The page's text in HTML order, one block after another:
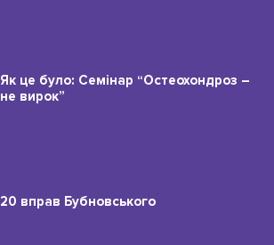
Як це було: Семінар “Остеохондроз –
не вирок”
20 вправ Бубновського